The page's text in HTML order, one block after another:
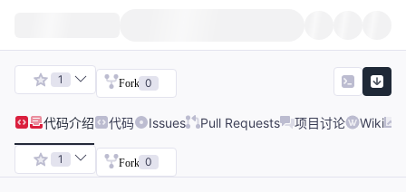
1 Fork 0
代码介绍 代码 Issues Pull Requests 项目讨论 Wiki
1 Fork 0